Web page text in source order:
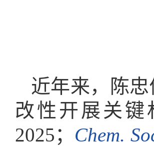
近年来，陈
改性开展关
2025； Chem.